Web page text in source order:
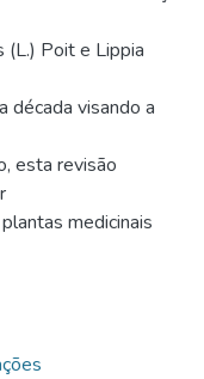
(L.) Poit e Lippia
década visando a
esta revisão
medicinais